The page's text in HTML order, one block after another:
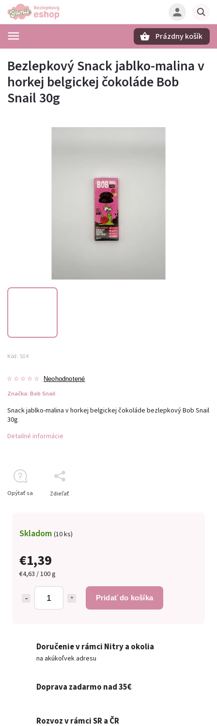
Prázdny košík
Bezlepkový Snack jablko-malina v
horkej belgickej čokoláde Bob
Snail 30g
Kód: 504
Neohodnotené
Značka: Bob Snail
€1,39
€4,63 / 100 g
Pridať do košíka
Skladom (10 ks)
Snack jablko-malina v horkej belgickej čokoláde bezlepkový Bob Snail
30g
Detailné informácie
Opýtať sa Zdieľať
Doručenie v rámci Nitry a okolia
na akúkoľvek adresu
Doprava zadarmo nad 35€
Rozvoz v rámci SR a ČR